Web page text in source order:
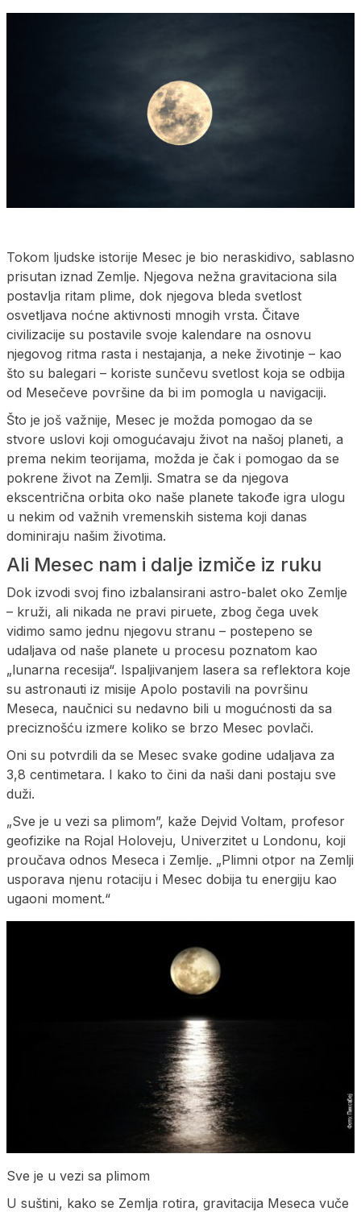
Tokom ljudske istorije Mesec je bio neraskidivo, sablasno
prisutan iznad Zemlje. Njegova nežna gravitaciona sila
postavlja ritam plime, dok njegova bleda svetlost
osvetljava noćne aktivnosti mnogih vrsta. Čitave
civilizacije su postavile svoje kalendare na osnovu
njegovog ritma rasta i nestajanja, a neke životinje – kao
što su balegari – koriste sunčevu svetlost koja se odbija
od Mesečeve površine da bi im pomogla u navigaciji.
Što je još važnije, Mesec je možda pomogao da se
stvore uslovi koji omogućavaju život na našoj planeti, a
prema nekim teorijama, možda je čak i pomogao da se
pokrene život na Zemlji. Smatra se da njegova
ekscentrična orbita oko naše planete takođe igra ulogu
u nekim od važnih vremenskih sistema koji danas
dominiraju našim životima.
Ali Mesec nam i dalje izmiče iz ruku
Dok izvodi svoj fino izbalansirani astro-balet oko Zemlje
– kruži, ali nikada ne pravi piruete, zbog čega uvek
vidimo samo jednu njegovu stranu – postepeno se
udaljava od naše planete u procesu poznatom kao
„lunarna recesija“. Ispaljivanjem lasera sa reflektora koje
su astronauti iz misije Apolo postavili na površinu
Meseca, naučnici su nedavno bili u mogućnosti da sa
preciznošću izmere koliko se brzo Mesec povlači.
Oni su potvrdili da se Mesec svake godine udaljava za
3,8 centimetara. I kako to čini da naši dani postaju sve
duži.
„Sve je u vezi sa plimom”, kaže Dejvid Voltam, profesor
geofizike na Rojal Holoveju, Univerzitet u Londonu, koji
proučava odnos Meseca i Zemlje. „Plimni otpor na Zemlji
usporava njenu rotaciju i Mesec dobija tu energiju kao
ugaoni moment.“
Sve je u vezi sa plimom
U suštini, kako se Zemlja rotira, gravitacija Meseca vuče